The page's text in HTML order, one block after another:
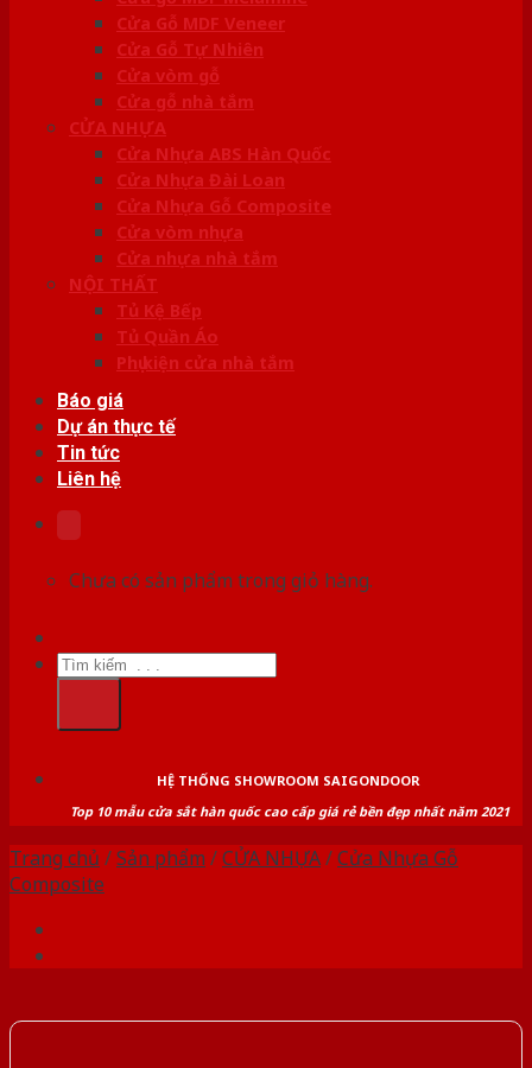
Cửa Gỗ MDF Veneer
Cửa Gỗ Tự Nhiên
Cửa vòm gỗ
Cửa gỗ nhà tắm
CỬA NHỰA
Cửa Nhựa ABS Hàn Quốc
Cửa Nhựa Đài Loan
Cửa Nhựa Gỗ Composite
Cửa vòm nhựa
Cửa nhựa nhà tắm
NỘI THẤT
Tủ Kệ Bếp
Tủ Quần Áo
Phụ kiện cửa nhà tắm
Báo giá
Dự án thực tế
Tin tức
Liên hệ
Chưa có sản phẩm trong giỏ hàng.
Tìm
kiếm:
HỆ THỐNG SHOWROOM SAIGONDOOR
Top 10 mẫu cửa sắt hàn quốc cao cấp giá rẻ bền đẹp nhất năm 2021
Trang chủ /Sản phẩm /CỬA NHỰA/Cửa Nhựa Gỗ
Composite